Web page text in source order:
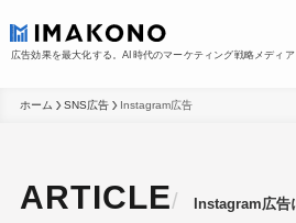
広告効果を最大化する。AI時代のマーケティング戦略メディア
ホーム SNS広告 Instagram広告
Instagram広告